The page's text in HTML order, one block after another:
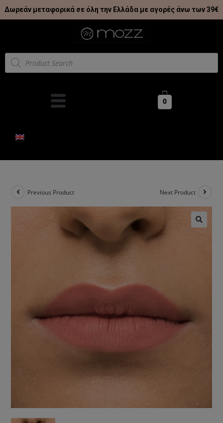
Δωρεάν μεταφορικά σε όλη την Ελλάδα με αγορές άνω των 39€
0
Previous Product Next Product